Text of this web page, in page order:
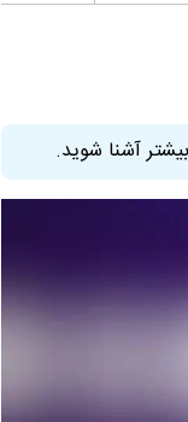
آشنا شوید.